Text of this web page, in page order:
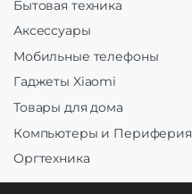
Бытовая техника
Аксессуары
Мобильные телефоны
Гаджеты Xiaomi
Товары для дома
Компьютеры и Периферия
Оргтехника